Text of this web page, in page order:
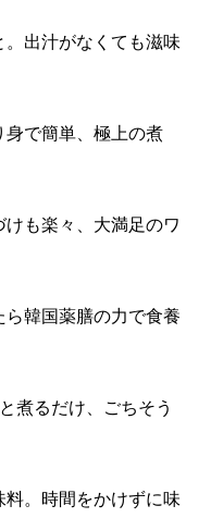
出汁がなくても滋味
で簡単、極上の煮
も楽々、大満足のワ
韓国薬膳の力で食養
煮るだけ、ごちそう
。時間をかけずに味